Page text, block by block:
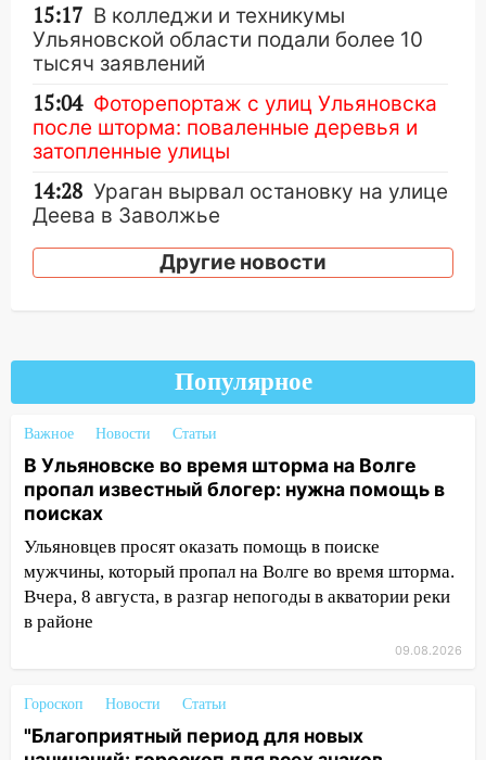
15:17 В колледжи и техникумы
Ульяновской области подали более 10
тысяч заявлений
15:04 Фоторепортаж с улиц Ульяновска
после шторма: поваленные деревья и
затопленные улицы
14:28 Ураган вырвал остановку на улице
Деева в Заволжье
14:26 Жители Ульяновска сами
пытаются расчистить ливнёвки, не
на улице Любови Шевцовой рухнул
14:14
Студента из Ульяновска обманули
мошенники под видом преподавателя
14:12
Куда жаловаться ульяновцам на
упавшее дерево или затопленную улицу
после непогоды
13:59 В Новом городе ураганным
ветром сорвало опалубку со
строящегося дома
как устраняют последствия мощного
шторма
Другие новости
Популярное
Важное Новости Статьи
В Ульяновске во время шторма на Волге
пропал известный блогер: нужна помощь в
поисках
Ульяновцев просят оказать помощь в поиске
мужчины, который пропал на Волге во время шторма.
Вчера, 8 августа, в разгар непогоды в акватории реки
в районе
09.08.2026
Гороскоп Новости Статьи
"Благоприятный период для новых